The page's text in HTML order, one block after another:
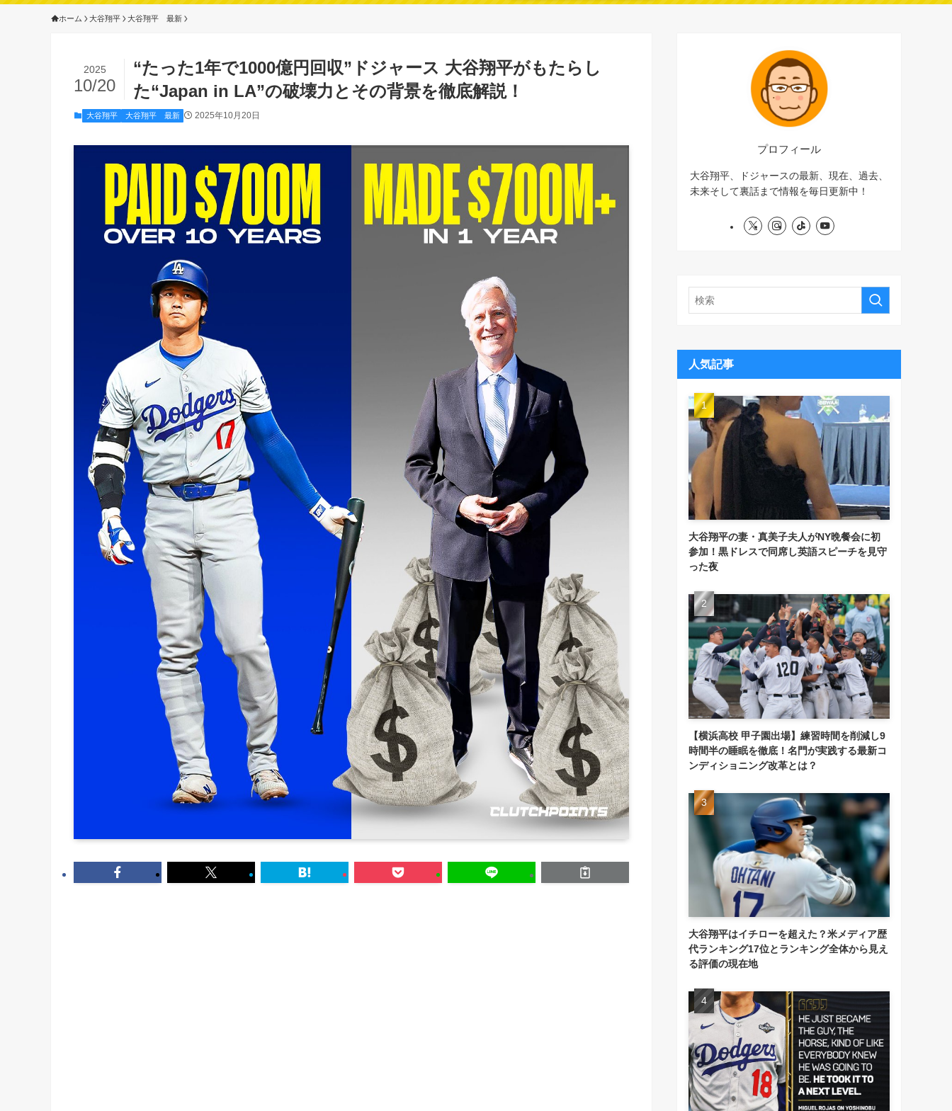
ホーム 大谷翔平 大谷翔平 最新
“たった1年で1000億円回収”ドジャース 大谷翔平がもたらし
た“Japan in LA”の破壊力とその背景を徹底解説！
2025
10/20
大谷翔平 大谷翔平 最新 2025年10月20日
プロフィール
大谷翔平、ドジャースの最新、現在、過去、
未来そして裏話まで情報を毎日更新中！
人気記事
大谷翔平の妻・真美子夫人がNY晩餐会に初
参加！黒ドレスで同席し英語スピーチを見守
った夜
【横浜高校 甲子園出場】練習時間を削減し9
時間半の睡眠を徹底！名門が実践する最新コ
ンディショニング改革とは？
大谷翔平はイチローを超えた？米メディア歴
代ランキング17位とランキング全体から見え
る評価の現在地